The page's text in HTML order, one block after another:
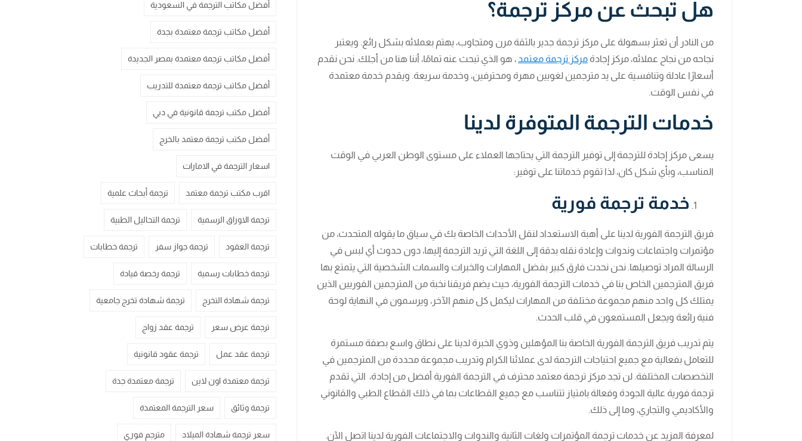
هل تبحث عن مركز ترجمة؟
من النادر أن تعثر بسهولة على مركز ترجمة جدير بالثقة مرن ومتجاوب، يهتم بعملائه بشكل رائع. ويعتبر
نجاحه من نجاح عملائه، مركز إجادة مركز ترجمة معتمد ، هو الذي تبحث عنه تمامًا، أننا هنا من أجلك. نحن نقدم
أسعارًا عادلة وتنافسية على يد مترجمين لغويين مهرة ومحترفين، وخدمة سريعة. ويقدم خدمة معتمدة
في نفس الوقت.
خدمات الترجمة المتوفرة لدينا
يسعى مركز إجادة للترجمة إلى توفير الترجمة التي يحتاجها العملاء على مستوى الوطن العربي في الوقت
المناسب، وبأي شكل كان، لذا تقوم خدماتنا على توفير:
خدمة ترجمة فورية
فريق الترجمة الفورية لدينا على أهبة الاستعداد لنقل الأحداث الخاصة بك في سياق ما يقوله المتحدث، من
مؤتمرات واجتماعات وندوات وإعادة نقله بدقة إلى اللغة التي تريد الترجمة إليها، دون حدوث أي لبس في
الرسالة المراد توصيلها. نحن نحدث فارق كبير بفضل المهارات والخبرات والسمات الشخصية التي يتمتع بها
فريق المترجمين الخاص بنا في خدمات الترجمة الفورية، حيث يضم فريقنا نخبة من المترجمين الفوريين الذين
يمتلك كل واحد منهم مجموعة مختلفة من المهارات ليكمل كل منهم الآخر، ويرسمون في النهاية لوحة
فنية رائعة ويجعل المستمعون في قلب الحدث.
يتم تدريب فريق الترجمة الفورية الخاصة بنا المؤهلين وذوي الخبرة لدينا على نطاق واسع بصفة مستمرة
للتعامل بفعالية مع جميع احتياجات الترجمة لدى عملائنا الكرام وتدريب مجموعة محددة من المترجمين في
التخصصات المختلفة. لن تجد مركز ترجمة معتمد محترف في الترجمة الفورية أفضل من إجادة، التي تقدم
ترجمة فورية عالية الجودة وفعالة بامتياز تتناسب مع جميع القطاعات بما في ذلك القطاع الطبي والقانوني
والأكاديمي والتجاري، وما إلى ذلك.
لمعرفة المزيد عن خدمات ترجمة المؤتمرات ولغات الثانية والندوات والاجتماعات الفورية لدينا اتصل الآن.
أفضل مكاتب الترجمة في السعودية
أفضل مكاتب ترجمة معتمدة بجدة
أفضل مكاتب ترجمة معتمدة بمصر الجديدة
أفضل مكاتب ترجمة معتمدة للتدريب
أفضل مكتب ترجمة قانونية في دبي
أفضل مكتب ترجمة معتمد بالخرج
اسعار الترجمة في الامارات
اقرب مكتب ترجمة معتمد ترجمة أبحاث علمية
ترجمة الاوراق الرسمية ترجمة التحاليل الطبية
ترجمة العقود ترجمة جواز سفر ترجمة خطابات
ترجمة خطابات رسمية ترجمة رخصة قيادة
ترجمة شهادة التخرج ترجمة شهادة تخرج جامعية
ترجمة عرض سعر ترجمة عقد زواج
ترجمة عقد عمل ترجمة عقود قانونية
ترجمة معتمدة اون لاين ترجمة معتمدة جدة
ترجمة وثائق سعر الترجمة المعتمدة
سعر ترجمة شهادة الميلاد مترجم فوري